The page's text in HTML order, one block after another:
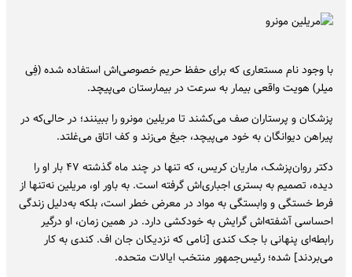
با وجود نام مستعاری که برای حفظ حریم خصوصی‌اش استفاده شده (فِی
میلر) هویت واقعی بیمار به سرعت در بیمارستان می‌پیچد.
پزشکان و پرستاران صف می‌کشند تا مریلین مونرو را ببینند؛ در حالی‌که در
پیراهن دیوانگان به خود می‌پیچد، جیغ می‌زند و کف اتاق می‌غلتد.
دکتر روان‌پزشک، ماریان کریس، که تنها در چند ماه گذشته ۴۷ بار او را
دیده، تصمیم به بستری اجباری‌اش گرفته است. به باور او، مریلین نه‌تنها از
فرط خستگی و وابستگی به مواد در معرض خطر است، بلکه به‌دلیل زندگی
احساسی آشفته‌اش گرایش به خودکشی دارد. در همین زمان، او درگیر
رابطه‌ای پنهانی با جک کندی [نامی که نزدیکان جان‌ اف. کندی به کار
می‌بردند] شده؛ رئیس‌جمهور منتخب ایالات متحده.